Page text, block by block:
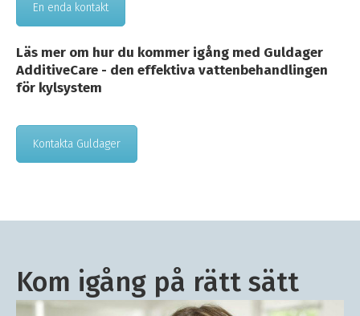
En enda kontakt
Läs mer om hur du kommer igång med Guldager
AdditiveCare - den effektiva vattenbehandlingen
för kylsystem
Kontakta Guldager
Kom igång på rätt sätt